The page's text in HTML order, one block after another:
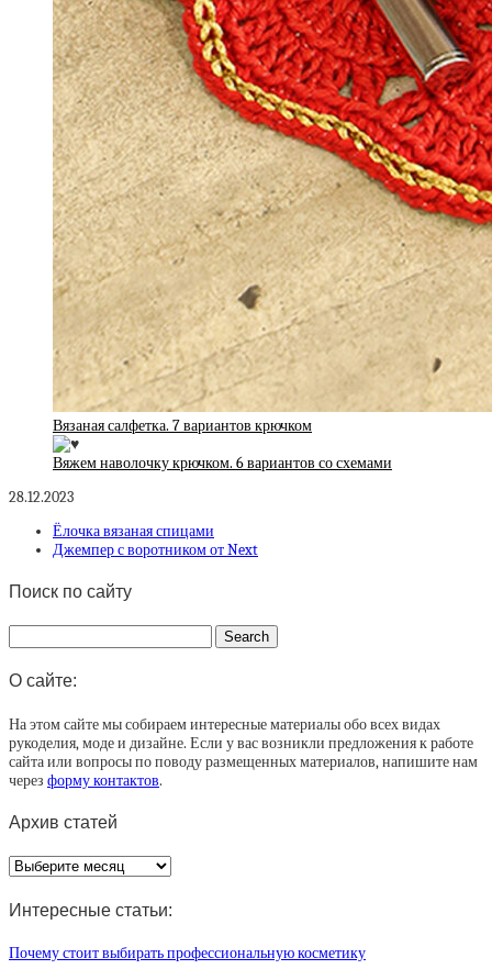
Вязаная салфетка. 7 вариантов крючком
Вяжем наволочку крючком. 6 вариантов со схемами
28.12.2023
Ёлочка вязаная спицами
Джемпер с воротником от Next
Поиск по сайту
О сайте:
На этом сайте мы собираем интересные материалы обо всех видах
рукоделия, моде и дизайне. Если у вас возникли предложения к работе
сайта или вопросы по поводу размещенных материалов, напишите нам
через форму контактов.
Архив статей
Архив
статей
Интересные статьи:
Почему стоит выбирать профессиональную косметику